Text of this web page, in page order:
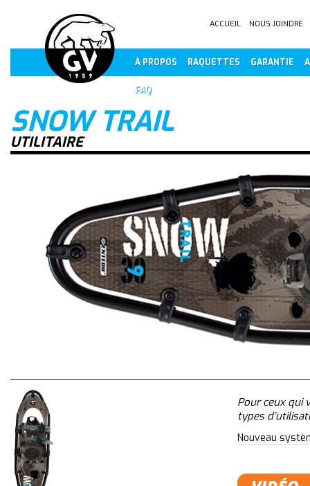
ACCUEIL NOUS JOINDRE
À PROPOS RAQUETTES GARANTIE
FAQ
SNOW TRAIL
UTILITAIRE
Pour ceux qui
types
Nouveau